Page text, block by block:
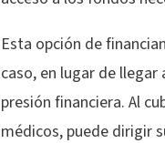
Esta opción de
caso, en lugar de
presión financiera. Al
médicos, puede dirigir